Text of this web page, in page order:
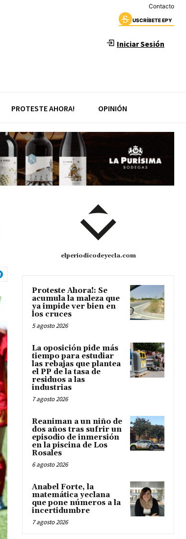
Contacto
USCRÍBETE EPY
Iniciar Sesión
PROTESTE AHORA! OPINIÓN
elperiodicodeyecla.com
Proteste Ahora!: Se
acumula la maleza que
ya impide ver bien en
los cruces
5 agosto 2026
La oposición pide más
tiempo para estudiar
las rebajas que plantea
el PP de la tasa de
residuos a las
industrias
7 agosto 2026
Reaniman a un niño de
dos años tras sufrir un
episodio de inmersión
en la piscina de Los
Rosales
6 agosto 2026
Anabel Forte, la
matemática yeclana
que pone números a la
incertidumbre
7 agosto 2026